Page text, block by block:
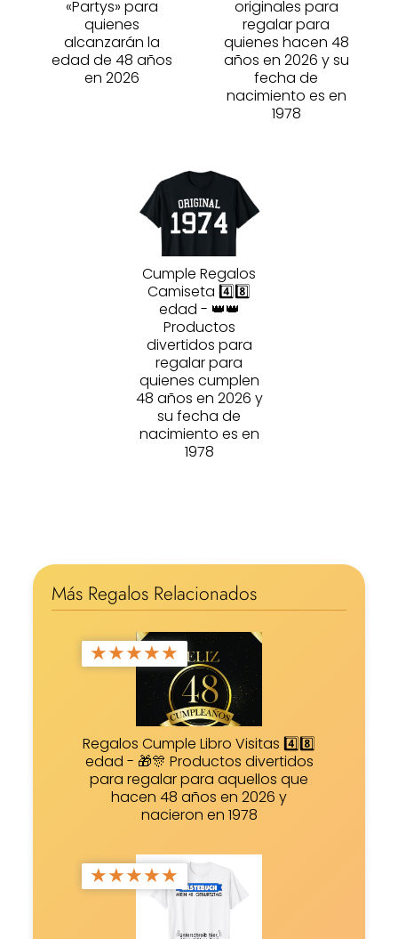
«Partys» para
quienes
alcanzarán la
edad de 48 años
en 2026
originales para
regalar para
quienes hacen 48
años en 2026 y su
fecha de
nacimiento es en
1978
Cumple Regalos
Camiseta 4️⃣8️⃣
edad - 👑👑
Productos
divertidos para
regalar para
quienes cumplen
48 años en 2026 y
su fecha de
nacimiento es en
1978
Más Regalos Relacionados
★★★★★
Regalos Cumple Libro Visitas 4️⃣8️⃣
edad - 🎁🎊 Productos divertidos
para regalar para aquellos que
hacen 48 años en 2026 y
nacieron en 1978
★★★★★